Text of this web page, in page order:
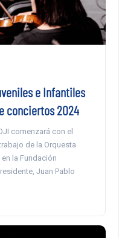
e Infantiles
conciertos 2024
comenzará con el
de la Orquesta
la Fundación
Juan Pablo